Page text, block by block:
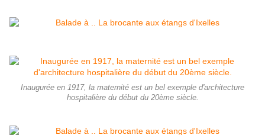
Inaugurée en 1917, la maternité est un bel exemple d'architecture
hospitalière du début du 20ème siècle.